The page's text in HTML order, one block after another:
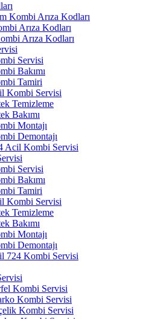
Kombi Arıza Kodları
Arıza Kodları
Arıza Kodları
Servisi
Bakımı
Tamiri
Kombi Servisi
Temizleme
Bakımı
Montajı
Demontajı
Acil Kombi Servisi
Servisi
Bakımı
Tamiri
Kombi Servisi
Temizleme
Bakımı
Montajı
Demontajı
724 Kombi Servisi
Kombi Servisi
Kombi Servisi
Kombi Servisi